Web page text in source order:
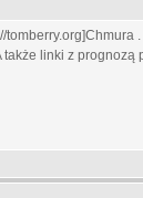
linki z prognozą